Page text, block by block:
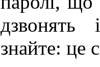
знайте: це